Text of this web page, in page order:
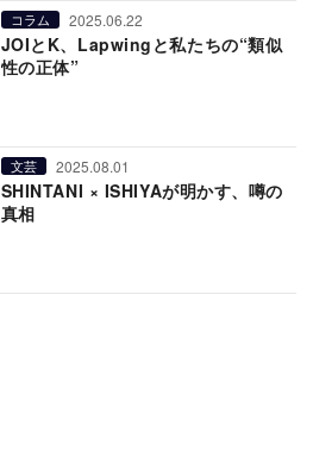
コラム 2025.06.22
JOIとK、Lapwingと私たちの“類似
性の正体”
文芸 2025.08.01
SHINTANI × ISHIYAが明かす、噂の
真相